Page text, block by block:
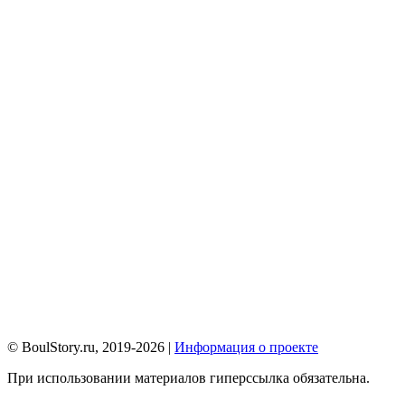
© BoulStory.ru, 2019-2026 | Информация о проекте
При использовании материалов гиперссылка обязательна.